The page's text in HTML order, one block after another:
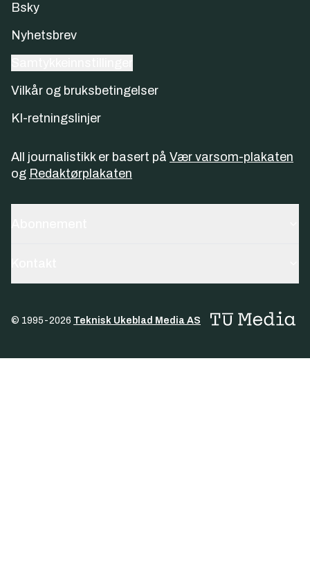
Bsky
Nyhetsbrev
Vilkår og bruksbetingelser
KI-retningslinjer
All journalistikk er basert på Vær varsom-plakaten
og Redaktørplakaten
© 1995-2026 Teknisk Ukeblad Media AS